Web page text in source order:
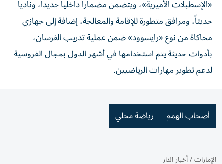
«الإسطبلات الأميرية»، ويتضمن مضماراً داخلياً جديداً، ونادياً
حديثاً، ومرافق متطورة للإقامة والمعالجة، إضافة إلى جهازي
محاكاة من نوع «رايسوود» ضمن عملية تدريب الفرسان،
بأدوات حديثة يتم استخدامها في أشهر الدول بمجال الفروسية
لدعم تطوير مهارات الرياضيين.
أصحاب الهمم رياضة محلي
الإمارات/أخبار الدار